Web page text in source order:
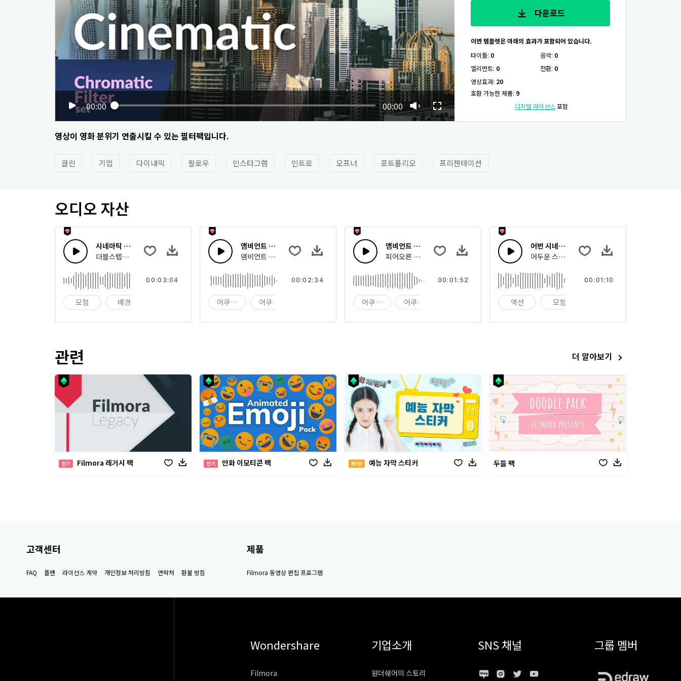
00:00 00:00
다운로드
이번 템플렛은 아래의 효과가 포함되어 있습니다.
타이틀: 0 음악: 0
엘리먼트: 0 전환: 0
영상효과: 20
호환 가능한 제품: 9
디지털 라이선스 포함
영상이 영화 분위기 연출시킬 수 있는 필터팩입니다.
클린 기업 다이내믹 팔로우 인스타그램 인트로 오프너 포트폴리오 프리젠테이션
오디오 자산
시네마틱 더블스텝 에픽
더블스텝으로 올라가는 에픽 시네마틱 피아노과 베이스
모험 배경
00:03:04
앰비언트 시네마틱 사운드 스케이프
앰비언트 시네마틱 현악기가 오르고 사라지어, 발견 또는 패배의 느낌
어쿠스틱 어쿠스틱 기타
00:02:34
앰비언트 시네마틱 덥스텝
피어오른 부드러운 더브스텝으로 오르는 앰비언트 시네마틱 현악기
어쿠스틱 어쿠스틱 기타
00:01:52
어번 시네마틱 트레일러
어두운 스트링을 가진 에픽 시네마틱 힙합 드럼 드
액션 모험
00:01:10
관련 더 알아보기
인기 Filmora 레거시 팩 인기 만화 이모티콘 팩 NEW 예능 자막 스티커 두들 팩
고객센터
FAQ 플랜 라이선스 계약 개인정보 처리방침 연락처 환불 방침
제품
Filmora 동영상 편집 프로그램
Wondershare
Filmora
기업소개
원더쉐어의 스토리
SNS 채널 그룹 멤버